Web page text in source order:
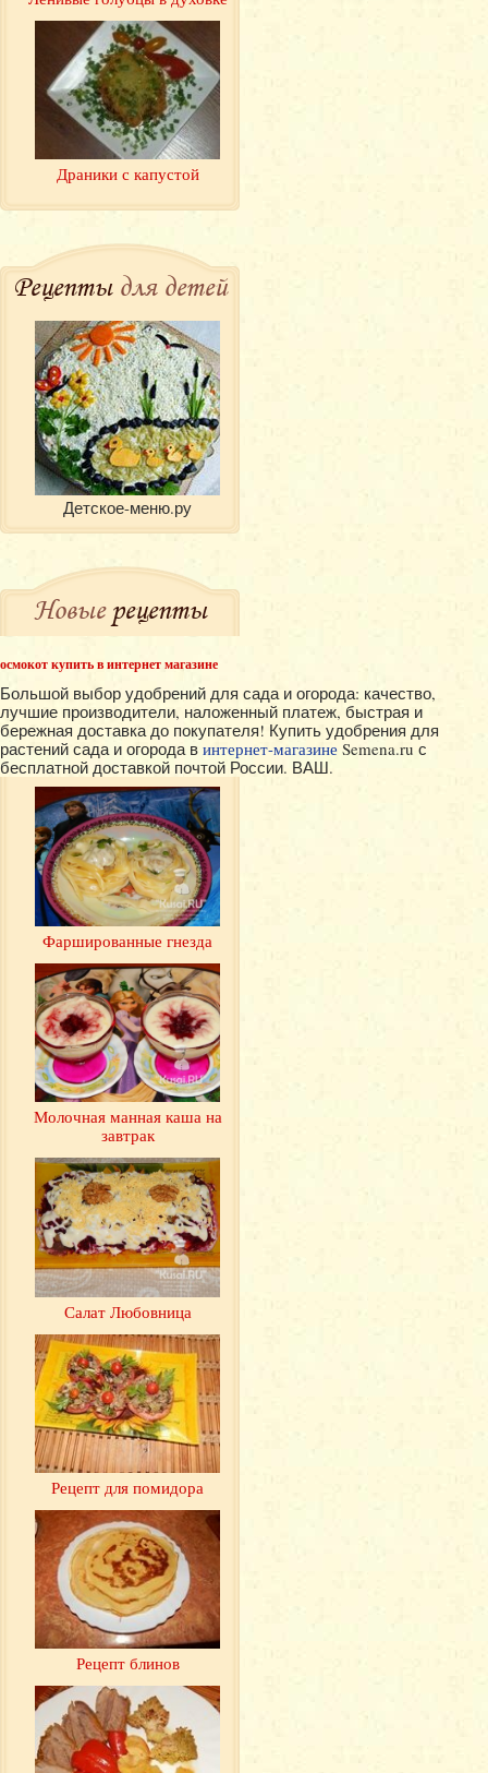
Драники с капустой
Рецепты для детей
Детское-меню.ру
Новыерецепты
осмокот купить в интернет магазине
Большой выбор удобрений для сада и огорода: качество,
лучшие производители, наложенный платеж, быстрая и
бережная доставка до покупателя! Купить удобрения для
растений сада и огорода в интернет-магазине Semena.ru с
бесплатной доставкой почтой России. ВАШ.
Фаршированные гнезда
Молочная манная каша на
завтрак
Салат Любовница
Рецепт для помидора
Рецепт блинов